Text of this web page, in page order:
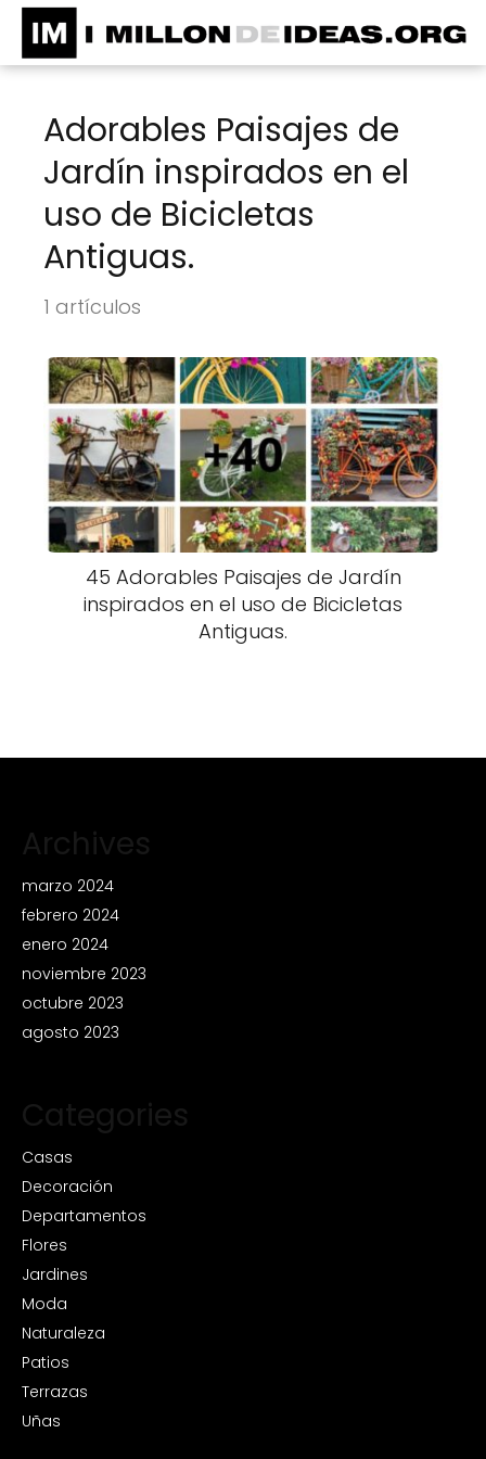
Adorables Paisajes de
Jardín inspirados en el
uso de Bicicletas
Antiguas.
1 artículos
45 Adorables Paisajes de Jardín
inspirados en el uso de Bicicletas
Antiguas.
Archives
marzo 2024
febrero 2024
enero 2024
noviembre 2023
octubre 2023
agosto 2023
Categories
Casas
Decoración
Departamentos
Flores
Jardines
Moda
Naturaleza
Patios
Terrazas
Uñas